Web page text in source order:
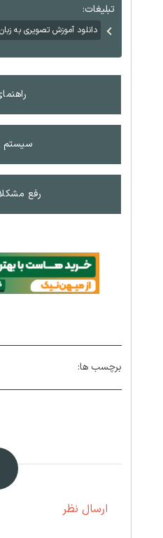
تبلیغات:
دانلود آموزش تصویری به
سیستم
رفع
برچسب ها:
ارسال نظر